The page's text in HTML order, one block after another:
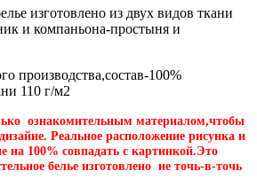
изготовлено из двух видов ткани
и компаньона-простыня и
производства,состав-100%
110 г/м2
ознакомительным материалом,чтобы
Реальное расположение рисунка и
на 100% совпадать с картинкой.Это
белье изготовлено не точь-в-точь